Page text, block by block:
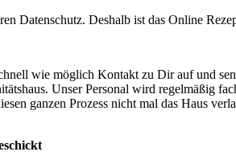
Datenschutz. Deshalb ist das Online
wie möglich Kontakt zu Dir auf und
Unser Personal wird regelmäßig
ganzen Prozess nicht mal das Haus